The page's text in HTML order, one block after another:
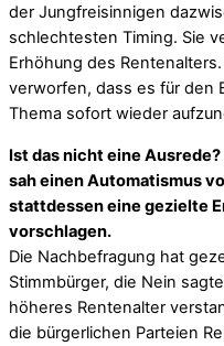
der Jungfreisinnigen
schlechtesten Timing. Sie
Erhöhung des
verworfen, dass es für den
Thema sofort wieder
Ist das nicht eine
sah einen Automatismus
stattdessen eine gezielte
vorschlagen.
Die Nachbefragung hat
Stimmbürger, die Nein
höheres Rentenalter
die bürgerlichen Parteien